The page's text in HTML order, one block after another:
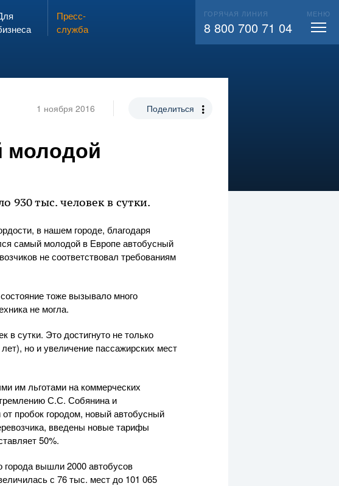
Запах газа?
ЗВОНИ 104 ВЫЗВАТЬ СЛЕСАРЯ
Пресс-
служба
ГОРЯЧАЯ ЛИНИЯ
8 800 700 71 04
МЕНЮ
1 ноября 2016 Поделиться
молодой
930 тыс. человек в сутки.
в нашем городе, благодаря
самый молодой в Европе автобусный
не соответствовал требованиям
тоже вызывало много
не могла.
в сутки. Это достигнуто не только
но и увеличение пассажирских мест
им льготами на коммерческих
С.С. Собянина и
пробок городом, новый автобусный
введены новые тарифы
50%.
города вышли 2000 автобусов
с 76 тыс. мест до 101 065